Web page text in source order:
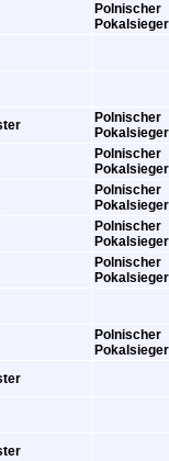
Polnischer
Pokalsieger
Polnischer
Pokalsieger
Polnischer
Pokalsieger
Polnischer
Pokalsieger
Polnischer
Pokalsieger
Polnischer
Pokalsieger
Polnischer
Pokalsieger